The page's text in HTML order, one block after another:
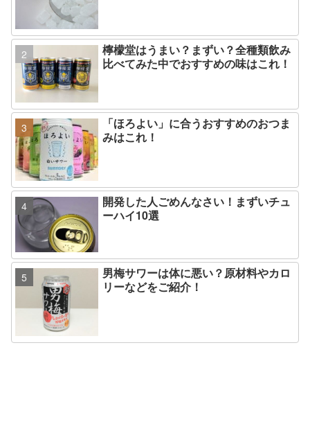
檸檬堂はうまい？まずい？全種類飲み
比べてみた中でおすすめの味はこれ！
「ほろよい」に合うおすすめのおつま
みはこれ！
開発した人ごめんなさい！まずいチュ
ーハイ10選
男梅サワーは体に悪い？原材料やカロ
リーなどをご紹介！